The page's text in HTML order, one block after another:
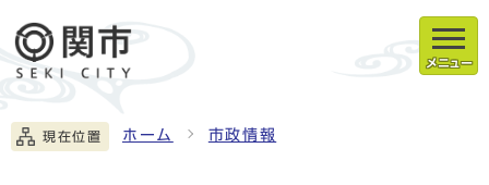
メニュー
現在位置 ホーム 市政情報